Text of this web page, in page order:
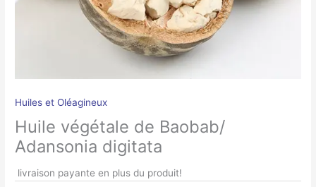
Huiles et Oléagineux
Huile végétale de Baobab/
Adansonia digitata
livraison payante en plus du produit!